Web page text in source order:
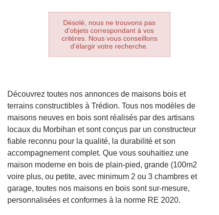
Désolé, nous ne trouvons pas
d'objets correspondant à vos
critères. Nous vous conseillons
d'élargir votre recherche.
Découvrez toutes nos annonces de maisons bois et
terrains constructibles à Trédion. Tous nos modèles de
maisons neuves en bois sont réalisés par des artisans
locaux du Morbihan et sont conçus par un constructeur
fiable reconnu pour la qualité, la durabilité et son
accompagnement complet. Que vous souhaitiez une
maison moderne en bois de plain-pied, grande (100m2
voire plus, ou petite, avec minimum 2 ou 3 chambres et
garage, toutes nos maisons en bois sont sur-mesure,
personnalisées et conformes à la norme RE 2020.